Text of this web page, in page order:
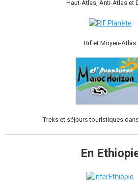
Haut-Atlas, Anti-Atlas et
Rif et Moyen-Atlas
Treks et séjours touristiques
En